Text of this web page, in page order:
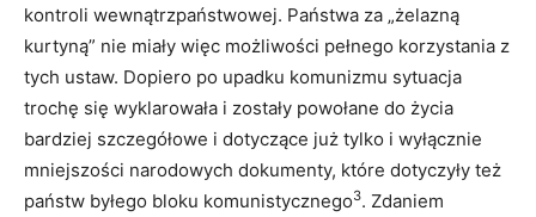
kontroli wewnątrzpaństwowej. Państwa za „żelazną
kurtyną” nie miały więc możliwości pełnego korzystania z
tych ustaw. Dopiero po upadku komunizmu sytuacja
trochę się wyklarowała i zostały powołane do życia
bardziej szczegółowe i dotyczące już tylko i wyłącznie
mniejszości narodowych dokumenty, które dotyczyły też
państw byłego bloku komunistycznego3. Zdaniem